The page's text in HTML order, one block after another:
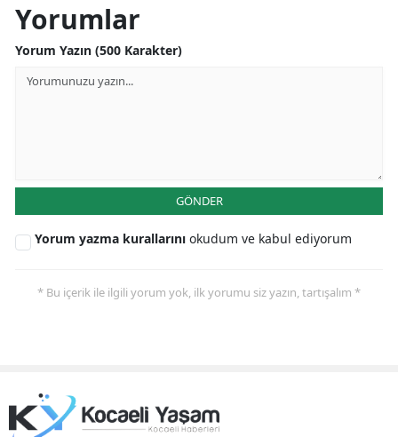
Yorumlar
Yorum Yazın (500 Karakter)
GÖNDER
Yorum yazma kurallarını okudum ve kabul ediyorum
* Bu içerik ile ilgili yorum yok, ilk yorumu siz yazın, tartışalım *